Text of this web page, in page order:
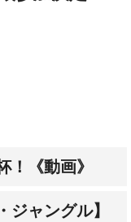
！《動画》
ャングル】